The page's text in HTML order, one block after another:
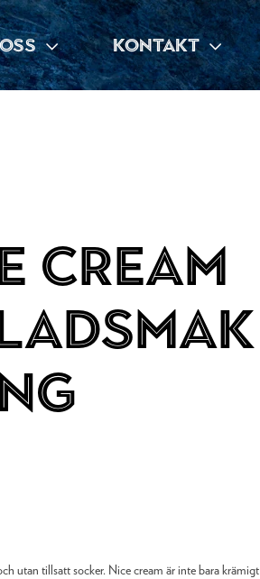
KONTAKT
cream
utan tillsatt socker. Nice cream är inte bara krämigt